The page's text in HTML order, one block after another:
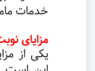
خدمات
مزایای
یکی از